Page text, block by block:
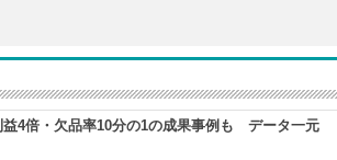
益4倍・欠品率10分の1の成果事例も データ一元